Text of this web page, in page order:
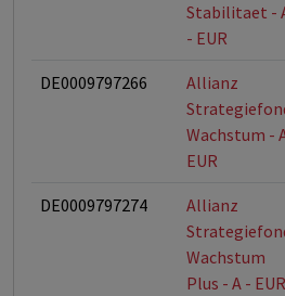
Stabilitaet -
- EUR
DE0009797266
Allianz
Wachstum -
EUR
DE0009797274
Allianz
Wachstum
Plus - A - EUR